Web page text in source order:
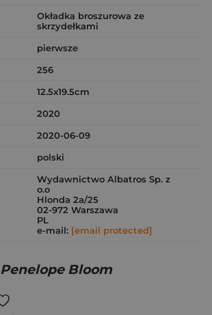
Okładka broszurowa ze
skrzydełkami
pierwsze
256
12.5x19.5cm
2020
2020-06-09
polski
Wydawnictwo Albatros Sp. z
o.o
Hlonda 2a/25
02-972 Warszawa
PL
e-mail: [email protected]
Penelope Bloom